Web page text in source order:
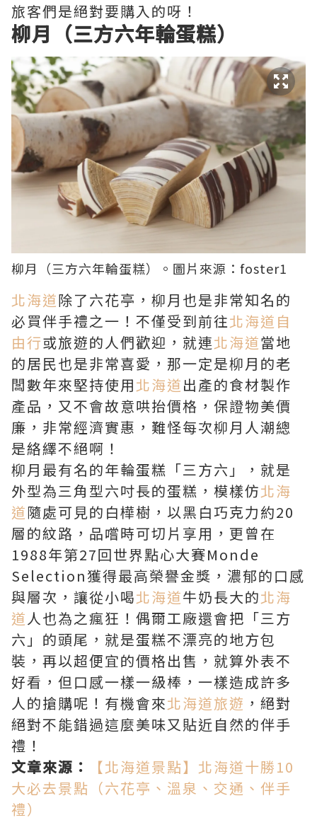
旅客們是絕對要購入的呀！
柳月（三方六年輪蛋糕）
柳月（三方六年輪蛋糕）。圖片來源： foster1
北海道除了六花亭，柳月也是非常知名的
必買伴手禮之一！不僅受到前往北海道自
由行或旅遊的人們歡迎，就連北海道當地
的居民也是非常喜愛，那一定是柳月的老
闆數年來堅持使用北海道出產的食材製作
產品，又不會故意哄抬價格，保證物美價
廉，非常經濟實惠，難怪每次柳月人潮總
是絡繹不絕啊！
柳月最有名的年輪蛋糕「三方六」，就是
外型為三角型六吋長的蛋糕，模樣仿北海
道隨處可見的白樺樹，以黑白巧克力約20
層的紋路，品嚐時可切片享用，更曾在
1988年第27回世界點心大賽Monde
Selection獲得最高榮譽金獎，濃郁的口感
與層次，讓從小喝北海道牛奶長大的北海
道 人也為之瘋狂！偶爾工廠還會把「三方
六」的頭尾，就是蛋糕不漂亮的地方包
裝，再以超便宜的價格出售，就算外表不
好看，但口感一樣一級棒，一樣造成許多
人的搶購呢！有機會來北海道旅遊 ，絕對
絕對不能錯過這麼美味又貼近自然的伴手
禮！
文章來源：
【北海道景點】北海道十勝10
大必去景點（六花亭、溫泉、交通、伴手
禮）